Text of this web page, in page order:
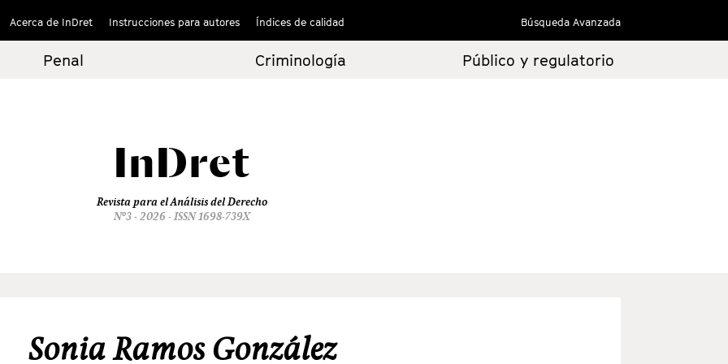
Acerca de InDret Instrucciones para autores Índices de calidad Búsqueda Avanzada
Penal Criminología Público y regulatorio
InDret
Revista para el Análisis del Derecho
Nº3 - 2026 - ISSN 1698-739X
Sonia Ramos González